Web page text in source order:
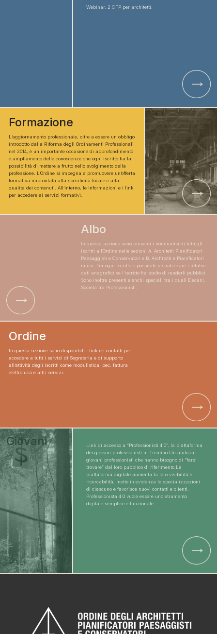
Webinar, 2 CFP per architetti.
Formazione
L’aggiornamento professionale, oltre a essere un obbligo
introdotto dalla Riforma degli Ordinamenti Professionali
nel 2014, è un importante occasione di approfondimento
e ampliamento delle conoscenze che ogni iscritto ha la
possibilità di mettere a frutto nello svolgimento della
professione. L’Ordine si impegna a promuovere un’offerta
formativa improntata alla specificità locale e alla
qualità dei contenuti. All’interno, le informazioni e i link
per accedere ai servizi formativi.
Albo
In questa sezione sono presenti i nominativi di tutti gli
iscritti all’Ordine nelle sezioni A, Architetti Pianificatori
Paesaggisti e Conservatori e B, Architetti e Pianificatori
iunior. Per ogni iscritto è possibile visualizzare i relativi
dati anagrafici se l’iscritto ha scelto di renderli pubblici.
Sono inoltre presenti elenchi speciali tra i quali Decani,
Società tra Professionisti.
Ordine
In questa sezione sono disponibili i link e i contatti per
accedere a tutti i servizi di Segreteria e di supporto
all’attività degli iscritti come modulistica, pec, fattura
elettronica e altri servizi.
Giovani
Link di accesso a “Professionisti 4.0”, la piattaforma
dei giovani professionisti in Trentino.Un aiuto ai
giovani professionisti che hanno bisogno di “farsi
trovare” dal loro pubblico di riferimento.La
piattaforma digitale aumenta la loro visibilità e
ricercabilità, mette in evidenza le specializzazioni
di ciascuno e favorisce nuovi contatti e clienti.
Professionista 4.0 vuole essere uno strumento
digitale semplice e funzionale.